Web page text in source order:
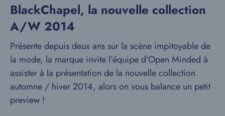
BlackChapel, la nouvelle collection
A/W 2014
Présente depuis deux ans sur la scène impitoyable de
la mode, la marque invite l’équipe d’Open Minded à
assister à la présentation de la nouvelle collection
automne / hiver 2014, alors on vous balance un petit
preview !